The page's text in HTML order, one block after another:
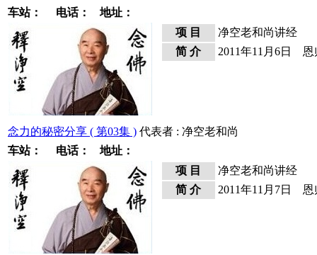
车站：
电话：
地址：
项 目
净空老和尚讲经
简 介
2011年11月6日 恩
念力的秘密分享 ( 第03集 ) 代表者 : 净空老和尚
车站：
电话：
地址：
项 目
净空老和尚讲经
简 介
2011年11月7日 恩